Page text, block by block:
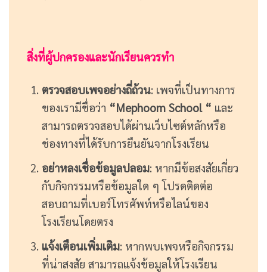
สิ่งที่ผู้ปกครองและนักเรียนควรทำ
ตรวจสอบเพจอย่างถี่ถ้วน: เพจที่เป็นทางการ
ของเรามีชื่อว่า “Mephoom School “ และ
สามารถตรวจสอบได้ผ่านเว็บไซต์หลักหรือ
ช่องทางที่ได้รับการยืนยันจากโรงเรียน
อย่าหลงเชื่อข้อมูลปลอม: หากมีข้อสงสัยเกี่ยว
กับกิจกรรมหรือข้อมูลใด ๆ โปรดติดต่อ
สอบถามที่เบอร์โทรศัพท์หรือไลน์ของ
โรงเรียนโดยตรง
แจ้งเตือนเพิ่มเติม: หากพบเพจหรือกิจกรรม
ที่น่าสงสัย สามารถแจ้งข้อมูลให้โรงเรียน